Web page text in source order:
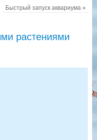
Быстрый запуск аквариума»
растениями